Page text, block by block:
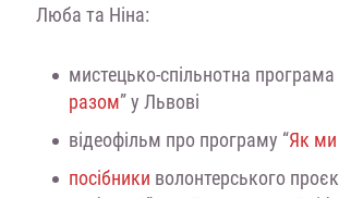
Люба та Ніна:
мистецько-спільнотна програма
разом” у Львові
відеофільм про програму “Як
посібники волонтерського